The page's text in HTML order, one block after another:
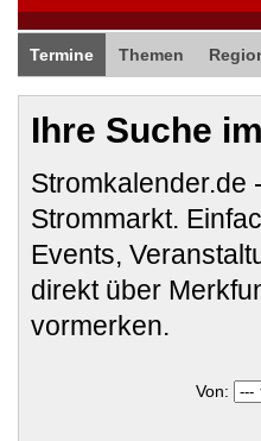
Termine Themen
Ihre Suche
Stromkalender.de
Strommarkt.
Events,
direkt über
vormerken.
Von: